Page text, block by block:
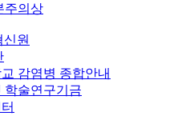
주의상
원
감염병 종합안내
학술연구기금